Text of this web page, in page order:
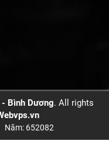
Bình Dương. All rights
Năm: 652082